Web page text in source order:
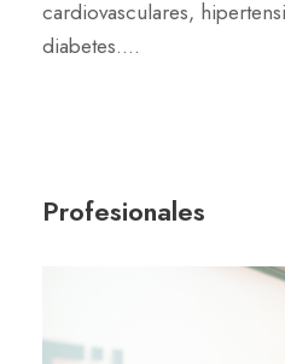
cardiovasculares,
diabetes….
Profesionales